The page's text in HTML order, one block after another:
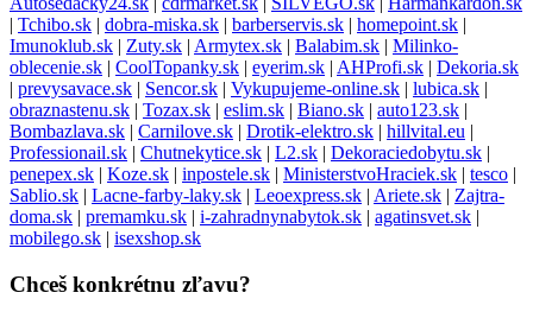
| Tchibo.sk | dobra-miska.sk | barberservis.sk | homepoint.sk |
Imunoklub.sk | Zuty.sk | Armytex.sk | Balabim.sk | Milinko-
oblecenie.sk | CoolTopanky.sk | eyerim.sk | AHProfi.sk | Dekoria.sk
| prevysavace.sk | Sencor.sk | Vykupujeme-online.sk | lubica.sk |
obraznastenu.sk | Tozax.sk | eslim.sk | Biano.sk | auto123.sk |
Bombazlava.sk | Carnilove.sk | Drotik-elektro.sk | hillvital.eu |
Professionail.sk | Chutnekytice.sk | L2.sk | Dekoraciedobytu.sk |
penepex.sk | Koze.sk | inpostele.sk | MinisterstvoHraciek.sk | tesco |
Sablio.sk | Lacne-farby-laky.sk | Leoexpress.sk | Ariete.sk | Zajtra-
doma.sk | premamku.sk | i-zahradnynabytok.sk | agatinsvet.sk |
mobilego.sk | isexshop.sk
Chceš konkrétnu zľavu?